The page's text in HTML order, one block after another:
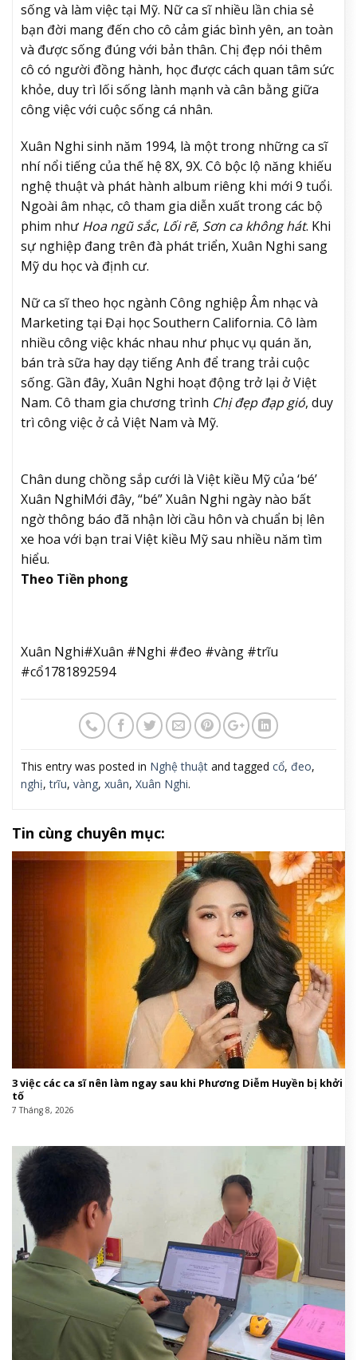
sống và làm việc tại Mỹ. Nữ ca sĩ nhiều lần chia sẻ
bạn đời mang đến cho cô cảm giác bình yên, an toàn
và được sống đúng với bản thân. Chị đẹp nói thêm
cô có người đồng hành, học được cách quan tâm sức
khỏe, duy trì lối sống lành mạnh và cân bằng giữa
công việc với cuộc sống cá nhân.
Xuân Nghi sinh năm 1994, là một trong những ca sĩ
nhí nổi tiếng của thế hệ 8X, 9X. Cô bộc lộ năng khiếu
nghệ thuật và phát hành album riêng khi mới 9 tuổi.
Ngoài âm nhạc, cô tham gia diễn xuất trong các bộ
phim như Hoa ngũ sắc, Lối rẽ, Sơn ca không hát. Khi
sự nghiệp đang trên đà phát triển, Xuân Nghi sang
Mỹ du học và định cư.
Nữ ca sĩ theo học ngành Công nghiệp Âm nhạc và
Marketing tại Đại học Southern California. Cô làm
nhiều công việc khác nhau như phục vụ quán ăn,
bán trà sữa hay dạy tiếng Anh để trang trải cuộc
sống. Gần đây, Xuân Nghi hoạt động trở lại ở Việt
Nam. Cô tham gia chương trình Chị đẹp đạp gió, duy
trì công việc ở cả Việt Nam và Mỹ.
Chân dung chồng sắp cưới là Việt kiều Mỹ của ‘bé’
Xuân NghiMới đây, “bé” Xuân Nghi ngày nào bất
ngờ thông báo đã nhận lời cầu hôn và chuẩn bị lên
xe hoa với bạn trai Việt kiều Mỹ sau nhiều năm tìm
hiểu.
Theo Tiền phong
Xuân Nghi#Xuân #Nghi #đeo #vàng #trĩu
#cổ1781892594
This entry was posted in Nghệ thuật and tagged cổ, đeo,
nghị,trĩu, vàng, xuân, Xuân Nghi.
Tin cùng chuyên mục:
3 việc các ca sĩ nên làm ngay sau khi Phương Diễm Huyền bị khởi
tố
7 Tháng 8, 2026